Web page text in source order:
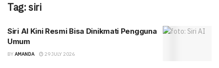
Tag:siri
Siri AI Kini Resmi Bisa Dinikmati Pengguna
Umum
BY AMANDA 29 JULY 2026